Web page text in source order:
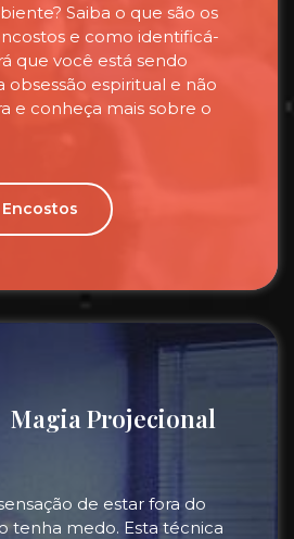
Saiba o que são os
e como identificá-
que você está sendo
obsessão espiritual e não
e conheça mais sobre o
Magia Projecional
de estar fora do
tenha medo. Esta técnica